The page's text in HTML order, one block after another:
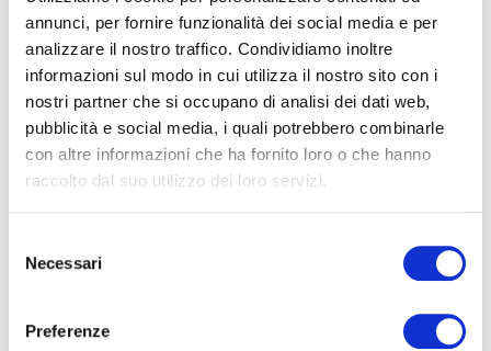
annunci, per fornire funzionalità dei social media e per
analizzare il nostro traffico. Condividiamo inoltre
informazioni sul modo in cui utilizza il nostro sito con i
nostri partner che si occupano di analisi dei dati web,
pubblicità e social media, i quali potrebbero combinarle
con altre informazioni che ha fornito loro o che hanno
raccolto dal suo utilizzo dei loro servizi.
delNecessari
Preferenze
21/09/2026 19/10/2026
VERDE
Interventi Assistiti con gli
Animali-corso Base per
Coadiutore dell’Asino
03/10/2026
AMMINISTRATIVO
Assistente d’ufficio base
elettropneumatica
Tecnico revisore auto – Modulo